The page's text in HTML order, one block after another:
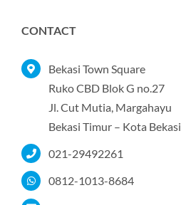
Tentang Kami
Produk
Portofolio
CONTACT
Bekasi Town Square
Ruko CBD Blok G no.27
Jl. Cut Mutia, Margahayu
Bekasi Timur – Kota Bekasi
021-29492261
0812-1013-8684